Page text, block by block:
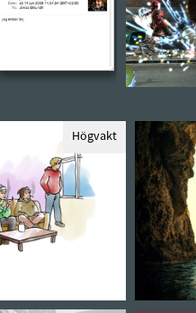
Högvakt